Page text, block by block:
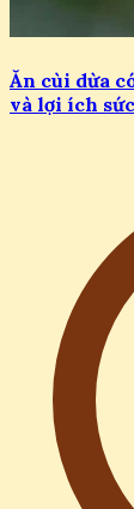
Ăn cùi dừa
và lợi ích